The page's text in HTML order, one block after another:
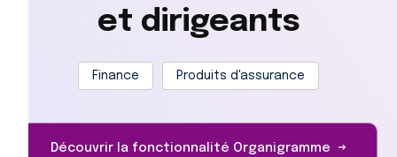
et dirigeants
Finance Produits d'assurance
Découvrir la fonctionnalité Organigramme →